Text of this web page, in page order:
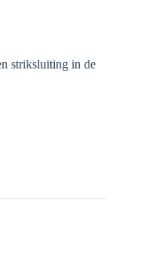
striksluiting in de